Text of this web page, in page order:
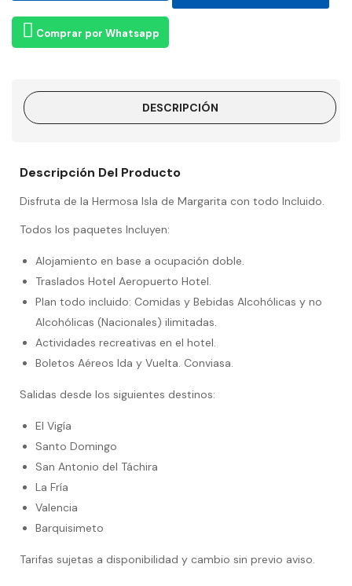
Comprar por Whatsapp
DESCRIPCIÓN
Descripción Del Producto
Disfruta de la Hermosa Isla de Margarita con todo Incluido.
Todos los paquetes Incluyen:
Alojamiento en base a ocupación doble.
Traslados Hotel Aeropuerto Hotel.
Plan todo incluido: Comidas y Bebidas Alcohólicas y no
Alcohólicas (Nacionales) ilimitadas.
Actividades recreativas en el hotel.
Boletos Aéreos Ida y Vuelta. Conviasa.
Salidas desde los siguientes destinos:
El Vigía
Santo Domingo
San Antonio del Táchira
La Fría
Valencia
Barquisimeto
Tarifas sujetas a disponibilidad y cambio sin previo aviso.